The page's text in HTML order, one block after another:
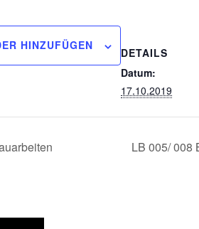
HINZUFÜGEN
DETAILS
Datum:
17.10.2019
LB 005/ 008